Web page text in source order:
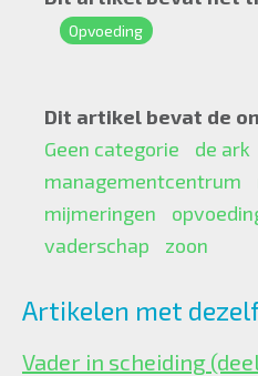
Opvoeding
Dit artikel bevat de
Geen categorie
de ark
managementcentrum
mijmeringen
vaderschap
zoon
Artikelen met
Vader in scheiding